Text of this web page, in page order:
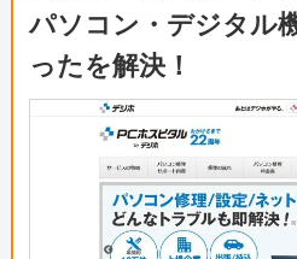
パソコン・デジタル
ったを解決！